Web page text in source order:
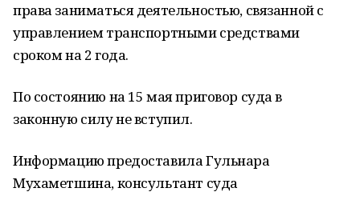
права заниматься деятельностью, связанной с
управлением транспортными средствами
сроком на 2 года.
По состоянию на 15 мая приговор суда в
законную силу не вступил.
Информацию предоставила Гульнара
Мухаметшина, консультант суда